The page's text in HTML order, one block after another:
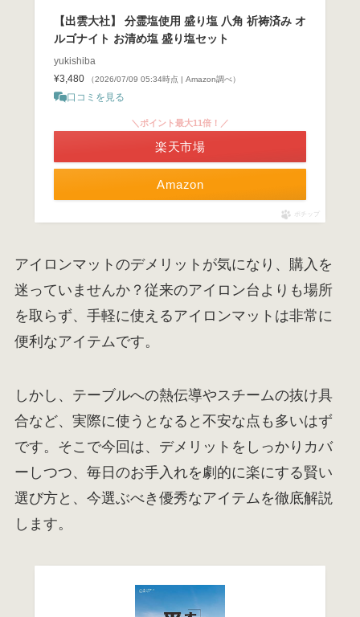
【出雲大社】 分霊塩使用 盛り塩 八角 祈祷済み オ
ルゴナイト お清め塩 盛り塩セット
yukishiba
¥3,480
（2026/07/09 05:34時点 | Amazon調べ）
口コミを見る
Amazon
＼ポイント最大11倍！／
楽天市場
ポチップ
アイロンマットのデメリットが気になり、購入を
迷っていませんか？従来のアイロン台よりも場所
を取らず、手軽に使えるアイロンマットは非常に
便利なアイテムです。
しかし、テーブルへの熱伝導やスチームの抜け具
合など、実際に使うとなると不安な点も多いはず
です。そこで今回は、デメリットをしっかりカバ
ーしつつ、毎日のお手入れを劇的に楽にする賢い
選び方と、今選ぶべき優秀なアイテムを徹底解説
します。